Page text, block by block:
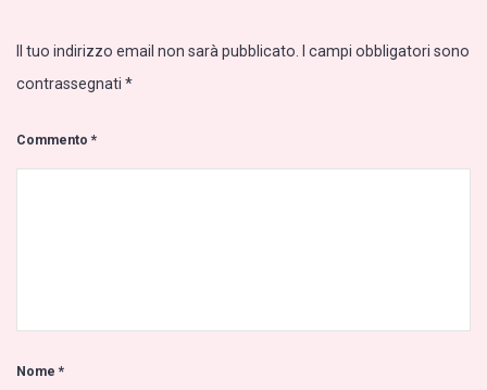
Il tuo indirizzo email non sarà pubblicato.
I campi obbligatori sono
contrassegnati *
Commento*
Nome*